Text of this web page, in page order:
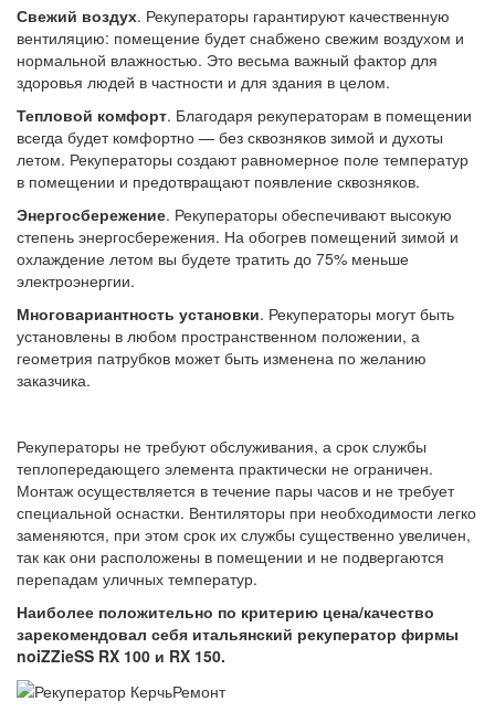
Свежий воздух. Рекуператоры гарантируют качественную
вентиляцию: помещение будет снабжено свежим воздухом и
нормальной влажностью. Это весьма важный фактор для
здоровья людей в частности и для здания в целом.
Тепловой комфорт. Благодаря рекуператорам в помещении
всегда будет комфортно — без сквозняков зимой и духоты
летом. Рекуператоры создают равномерное поле температур
в помещении и предотвращают появление сквозняков.
Энергосбережение. Рекуператоры обеспечивают высокую
степень энергосбережения. На обогрев помещений зимой и
охлаждение летом вы будете тратить до 75% меньше
электроэнергии.
Многовариантность установки. Рекуператоры могут быть
установлены в любом пространственном положении, а
геометрия патрубков может быть изменена по желанию
заказчика.
Рекуператоры не требуют обслуживания, а срок службы
теплопередающего элемента практически не ограничен.
Монтаж осуществляется в течение пары часов и не требует
специальной оснастки. Вентиляторы при необходимости легко
заменяются, при этом срок их службы существенно увеличен,
так как они расположены в помещении и не подвергаются
перепадам уличных температур.
Наиболее положительно по критерию цена/качество
зарекомендовал себя итальянский рекуператор фирмы
noiZZieSS RX 100 и RX 150.